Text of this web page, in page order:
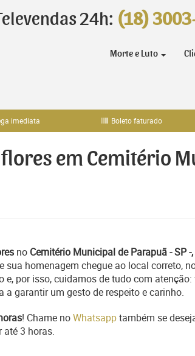
24h: (18)
Morte e Luto
imediata Boleto faturado
em Cemitério
no Cemitério Municipal de Parapuã - SP -
homenagem chegue ao local correto,
por isso, cuidamos de tudo com atenção:
garantir um gesto de respeito e carinho.
! Chame noWhatsapptambém se
até 3 horas.